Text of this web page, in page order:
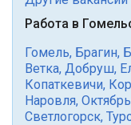
Работа в
Гомель, Брагин,
Ветка, Добруш,
Копаткевичи,
Наровля,
Светлогорск,